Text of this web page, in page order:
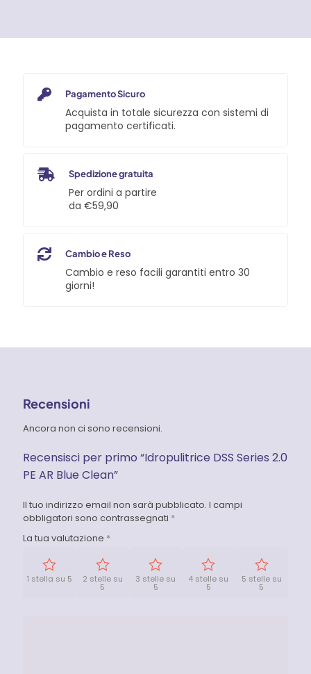
Pagamento Sicuro
Acquista in totale sicurezza con sistemi di
pagamento certificati.
Spedizione gratuita
Per ordini a partire
da €59,90
Cambio e Reso
Cambio e reso facili garantiti entro 30
giorni!
Recensioni
Ancora non ci sono recensioni.
Recensisci per primo “Idropulitrice DSS Series 2.0
PE AR Blue Clean”
Il tuo indirizzo email non sarà pubblicato. I campi
obbligatori sono contrassegnati *
La tua valutazione *
1 stella su 5 2 stelle su
5
3 stelle su
5
4 stelle su
5
5 stelle su
5